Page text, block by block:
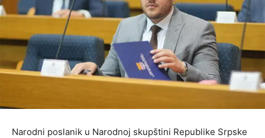
Narodni poslanik u Narodnoj skupštini Republike Srpske